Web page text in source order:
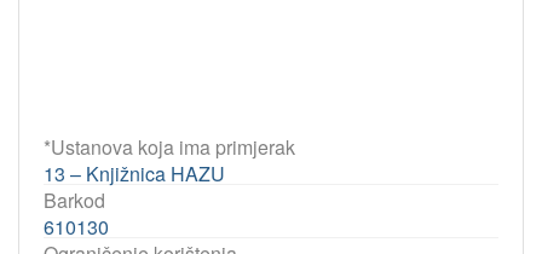
*Ustanova koja ima primjerak
13 – Knjižnica HAZU
Barkod
610130